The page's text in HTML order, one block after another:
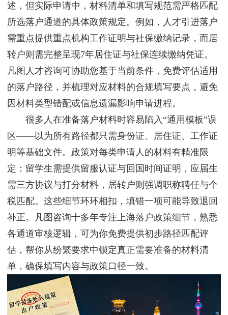
好
评
新
闻
资
讯
联
系
我
述，但实际申请中，材料清单和填写规范需严格匹配
所选落户通道的具体政策规定。例如，人才引进落户
需重点提供重点机构工作证明与社保缴纳记录，而居
转户则需完整呈现7年居住证与社保连续缴纳凭证。
凡图人才咨询可协助您基于当前条件，免费评估适用
的落户路径，并梳理对应材料的合规填写要点，避免
因材料类型错配或信息遗漏影响申请进程。
很多人在准备落户材料时容易陷入“通用模板”误
区——以为所有路径都只需身份证、居住证、工作证
明等基础文件。政策对每类申请人的材料有精准限
定：留学生需提供留服认证与回国时间证明，应届生
需三方协议与打分材料，居转户则强调职称聘任与个
税匹配。这些细节环环相扣，填错一项可能导致退回
补正。凡图咨询十多年专注上海落户政策细节，熟悉
各通道审核逻辑，可为你免费提供初步路径匹配评
估，帮你从纷繁要求中锁定真正需要准备的材料清
单，确保填写内容与政策口径一致。